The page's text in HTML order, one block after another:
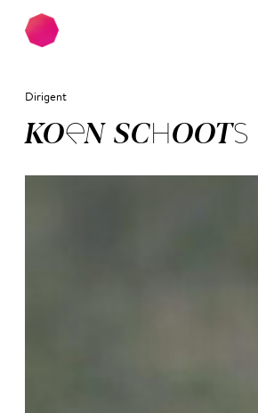
Zum Hauptinhalt springen Zum
Dirigent
KOEN SCHOOTS